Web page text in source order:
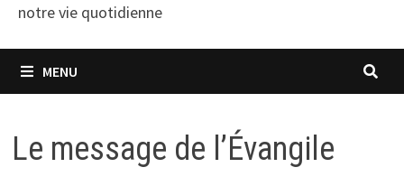
notre vie quotidienne
MENU
Le message de l’Évangile